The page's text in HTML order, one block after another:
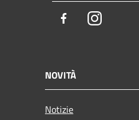
FacebookInstagram
NOVITÀ
Notizie